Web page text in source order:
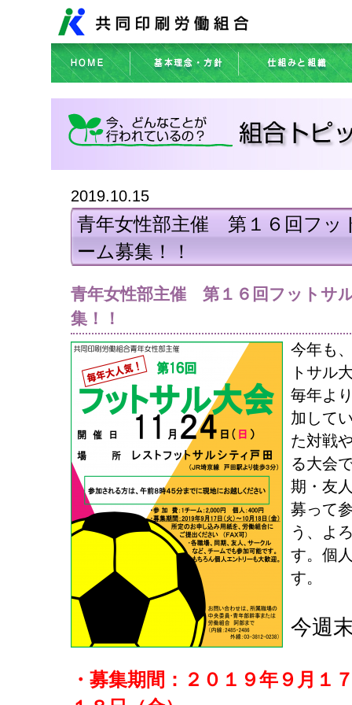
2019.10.15
青年女性部主催 第１６回フッ
ーム募集！！
青年女性部主催 第１６回フットサ
集！！
今年も
トサル
毎年よ
加して
た対戦
る大会
期・友
募って
う、よ
す。個
す。
今週
・募集期間：２０１９年９月１